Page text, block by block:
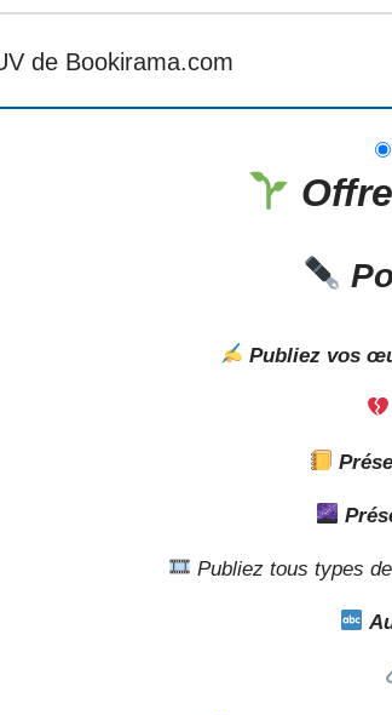
de Bookirama.com
Publiez vos
Publiez tous types